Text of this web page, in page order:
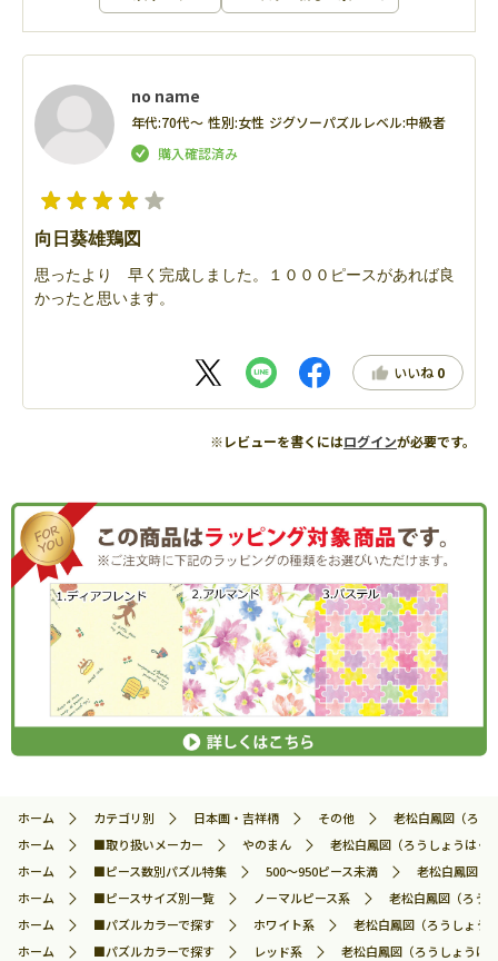
no name
年代:70代～ 性別:女性 ジグソーパズルレベル:中級者
向日葵雄鶏図
思ったより 早く完成しました。１０００ピースがあれば良
かったと思います。
いいね 0
※レビューを書くにはログインが必要です。
ホーム カテゴリ別 日本画・吉祥柄 その他
老松白鳳図（ろ
ホーム
■取り扱いメーカー やのまん
老松白鳳図（ろうしょうは
ホーム
■ピース数別パズル特集 500～950ピース未満
老松白鳳図（
ホーム
■ピースサイズ別一覧 ノーマルピース系
老松白鳳図（ろう
ホーム
■パズルカラーで探す ホワイト系
老松白鳳図（ろうしょ
ホーム
■パズルカラーで探す レッド系 老松白鳳図（ろうしょう